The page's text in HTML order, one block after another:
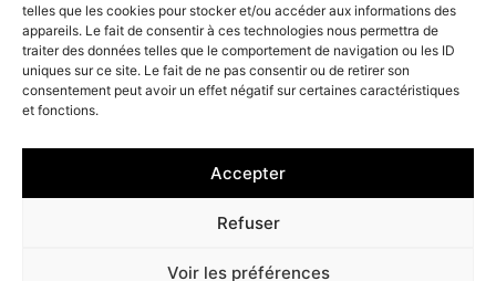
telles que les cookies pour stocker et/ou accéder aux informations des
appareils. Le fait de consentir à ces technologies nous permettra de
traiter des données telles que le comportement de navigation ou les ID
uniques sur ce site. Le fait de ne pas consentir ou de retirer son
consentement peut avoir un effet négatif sur certaines caractéristiques
et fonctions.
Accepter
Refuser
Voir les préférences
Wall Ride
Bureau d'études
Propulsé par l’agence web Marque Digitale